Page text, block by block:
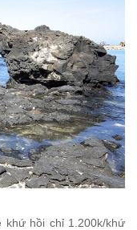
hồi chỉ 1.200k/khứ